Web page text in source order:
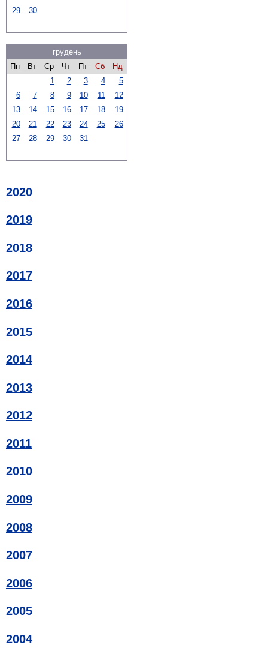
29
30
грудень
Пн
Вт Ср Чт Пт Сб
Нд
1
2 3 4
5
6
7 8 9 10 11
12
13
14 15 16 17 18
19
20
21 22 23 24 25
26
27
28 29 30 31
2020
2019
2018
2017
2016
2015
2014
2013
2012
2011
2010
2009
2008
2007
2006
2005
2004